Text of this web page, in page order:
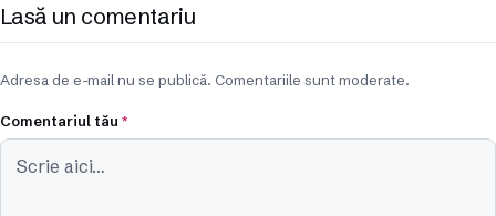
Lasă un comentariu
Adresa de e-mail nu se publică. Comentariile sunt moderate.
Comentariul tău *